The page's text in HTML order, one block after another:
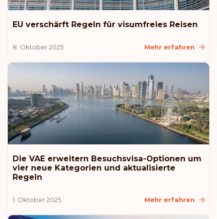
Tschechien
Polen
Slowenien
Vereinigte Arabische Emirate
Rang: 9 Visafreie Länder:184
Estland
EU verschärft Regeln für visumfreies Reisen
8. Oktober 2025 Mehr erfahren
Die VAE erweitern Besuchsvisa-Optionen um
vier neue Kategorien und aktualisierte
Regeln
1. Oktober 2025 Mehr erfahren